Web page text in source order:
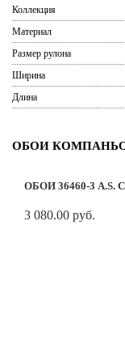
Коллекция
Материал
Размер рулона
Ширина
Длина
ОБОИ
ОБОИ 36460-3 A.S.
3 080.00 руб.